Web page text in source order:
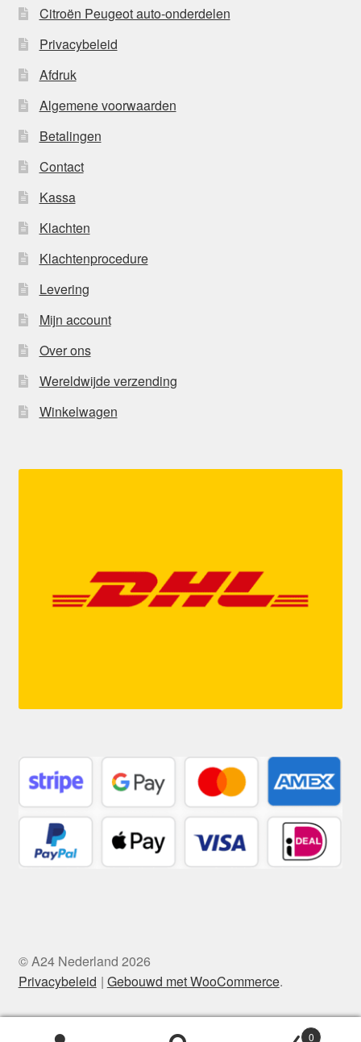
Citroën Peugeot auto-onderdelen
Privacybeleid
Afdruk
Algemene voorwaarden
Betalingen
Contact
Kassa
Klachten
Klachtenprocedure
Levering
Mijn account
Over ons
Wereldwijde verzending
Winkelwagen
© A24 Nederland 2026
Privacybeleid
Gebouwd met WooCommerce.
0